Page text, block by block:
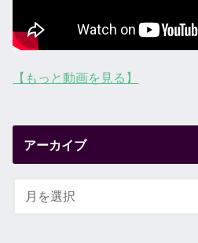
【もっと動画を見る】
アーカイブ